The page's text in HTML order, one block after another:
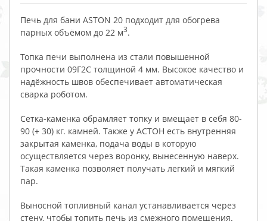
Печь для бани ASTON 20 подходит для обогрева
парных объёмом до 22 м3.
Топка печи выполнена из стали повышенной
прочности 09Г2С толщиной 4 мм. Высокое качество и
надёжность швов обеспечивает автоматическая
сварка роботом.
Сетка-каменка обрамляет топку и вмещает в себя 80-
90 (+ 30) кг. камней. Также у АСТОН есть внутренняя
закрытая каменка, подача воды в которую
осуществляется через воронку, вынесенную наверх.
Такая каменка позволяет получать легкий и мягкий
пар.
Выносной топливный канал устанавливается через
стену, чтобы топить печь из смежного помещения.